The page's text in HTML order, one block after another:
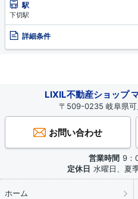
駅
下切駅
詳細条件
LIXIL不動産ショップ
〒509-0235 岐阜県可
お問い合わせ
営業時間 9：
定休日 水曜日、夏
ホーム